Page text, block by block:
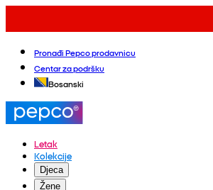
Pronađi Pepco prodavnicu
Centar za podršku
Bosanski
Letak
Kolekcije
Djeca
Žene